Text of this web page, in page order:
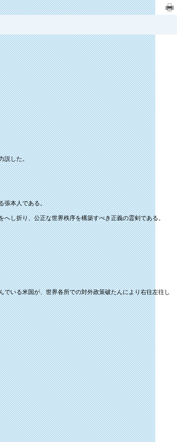
説した。
張本人である。
し折り、公正な世界秩序を構築すべき正義の霊剣である。
いる米国が、世界各所での対外政策破たんにより右往左往し